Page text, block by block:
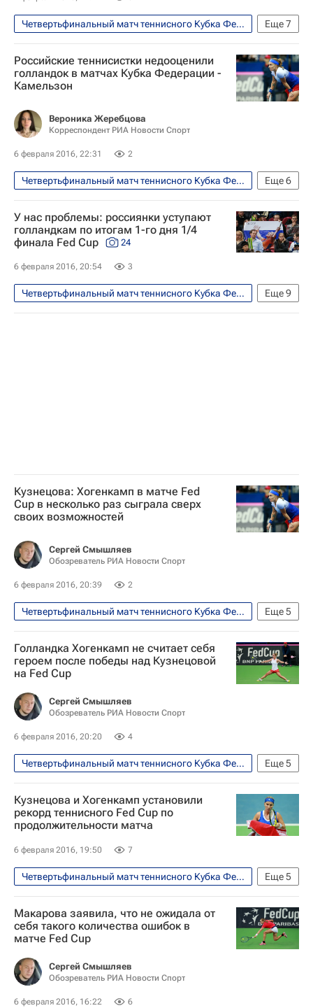
Еще7
Четвертьфинальный матч теннисного Кубка Федерации между сборными России и Нидерландов, 6-7 февраля
Теннис
Спорт
Кубок Билли Джин Кинг (Кубок Федераций)
Сборная России по теннису
Дарья Касаткина
Мария Шарапова
Российские теннисистки недооценили
голландок в матчах Кубка Федерации -
Камельзон
Вероника Жеребцова
Корреспондент РИА Новости Спорт
6 февраля 2016, 22:31 2
Еще6
Четвертьфинальный матч теннисного Кубка Федерации между сборными России и Нидерландов, 6-7 февраля
Теннис
Спорт
Владимир Камельзон
Кубок Билли Джин Кинг (Кубок Федераций)
Светлана Кузнецова
Екатерина Макарова
У нас проблемы: россиянки уступают
голландкам по итогам 1-го дня 1/4
финала Fed Cup
24
6 февраля 2016, 20:54 3
Еще9
Четвертьфинальный матч теннисного Кубка Федерации между сборными России и Нидерландов, 6-7 февраля
Фото
Теннис
Спорт
Кузнецова: Хогенкамп в матче Fed
Cup в несколько раз сыграла сверх
своих возможностей
Сергей Смышляев
Обозреватель РИА Новости Спорт
6 февраля 2016, 20:39 2
Еще5
Четвертьфинальный матч теннисного Кубка Федерации между сборными России и Нидерландов, 6-7 февраля
Теннис
Спорт
Кубок Билли Джин Кинг (Кубок Федераций)
Ришел Хогенкамп
Голландка Хогенкамп не считает себя
героем после победы над Кузнецовой
на Fed Cup
Сергей Смышляев
Обозреватель РИА Новости Спорт
6 февраля 2016, 20:20 4
Еще5
Четвертьфинальный матч теннисного Кубка Федерации между сборными России и Нидерландов, 6-7 февраля
Теннис
Спорт
Кубок Билли Джин Кинг (Кубок Федераций)
Ришел Хогенкамп
Светлана Кузнецова
Кузнецова и Хогенкамп установили
рекорд теннисного Fed Cup по
продолжительности матча
6 февраля 2016, 19:50 7
Еще5
Четвертьфинальный матч теннисного Кубка Федерации между сборными России и Нидерландов, 6-7 февраля
Теннис
Спорт
Кубок Билли Джин Кинг (Кубок Федераций)
Ришел Хогенкамп
Макарова заявила, что не ожидала от
себя такого количества ошибок в
матче Fed Cup
Сергей Смышляев
Обозреватель РИА Новости Спорт
6 февраля 2016, 16:22 6